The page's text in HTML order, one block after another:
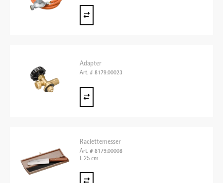
Adapter
Art. # 8179.00023
Raclettemesser
Art. # 8179.00008
L 25 cm